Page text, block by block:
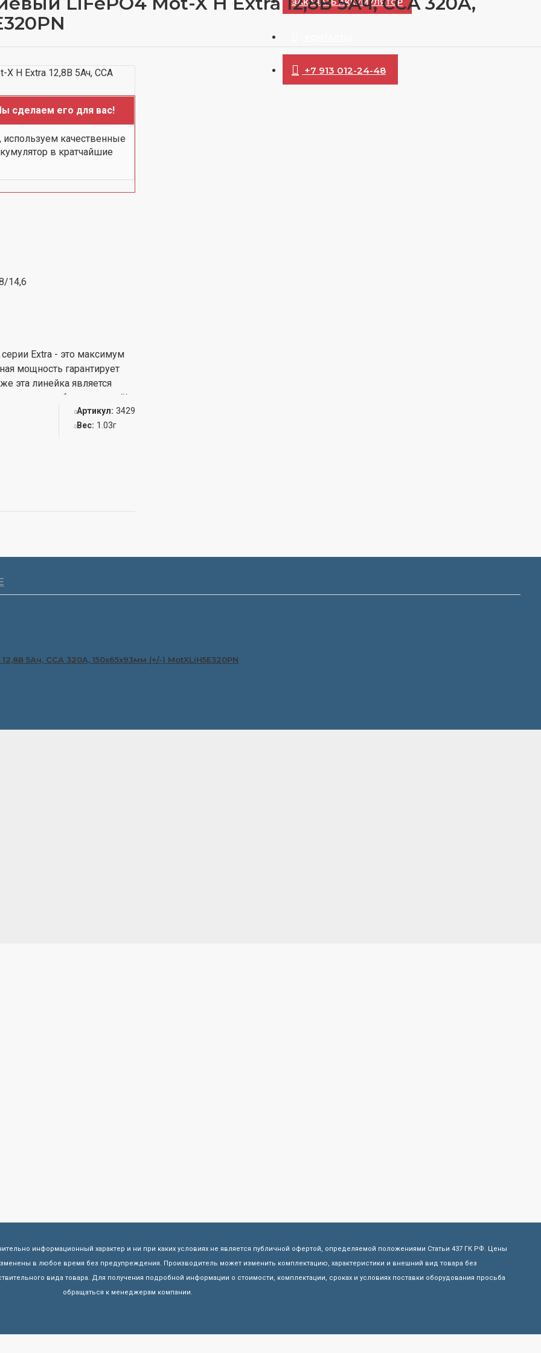
+7 913 012-24-48
сделаем его для вас!
качественные
в кратчайшие
14,6
Extra - это максимум
мощность гарантирует
эта линейка является
отлично работают зимой!
деградации, и сохраняют
не имеющими
положении, они не боятся
электронным
службы до максимума.
2 года. Применяются
Мы следим за
Артикул: 3429
Вес: 1.03г
5Ач, CCA 320A, 150x65x93мм (+/-) MotXLiH5E320PN
информационный характер и ни при каких условиях не является публичной офертой, определяемой положениями Статьи 437 ГК РФ. Цены
в любое время без предупреждения. Производитель может изменить комплектацию, характеристики и внешний вид товара без
вида товара. Для получения подробной информации о стоимости, комплектации, сроках и условиях поставки оборудования просьба
обращаться к менеджерам компании.